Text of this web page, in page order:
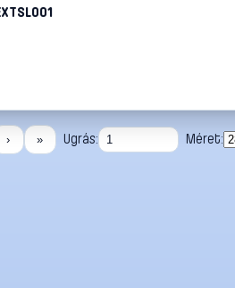
› » Ugrás: Méret: